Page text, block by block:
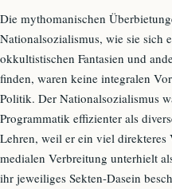
Die mythomanischen
Nationalsozialismus, wie sie sich
okkultistischen Fantasien und
finden, waren keine integralen
Politik. Der Nationalsozialismus
Programmatik effizienter als
Lehren, weil er ein viel
medialen Verbreitung unterhielt
ihr jeweiliges Sekten-Dasein